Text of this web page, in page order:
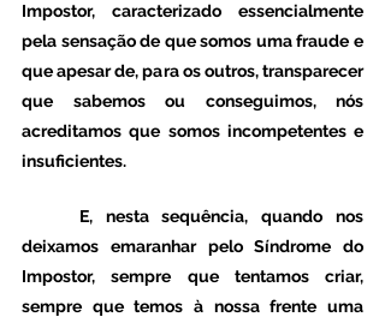
Impostor, caracterizado essencialmente
pela sensação de que somos uma fraude e
que apesar de, para os outros, transparecer
que sabemos ou conseguimos, nós
acreditamos que somos incompetentes e
insuficientes.
deixamos emaranhar pelo Síndrome do
Impostor, sempre que tentamos criar,
sempre que temos à nossa frente uma